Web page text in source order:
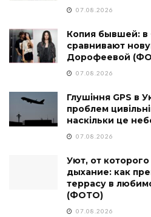
07.08.2026
Копия бывшей: в
сравнивают
Дорофеевой
07.08.2026
Глушіння GPS в
проблем
наскільки це
07.08.2026
Уют, от
дыхание: как
террасу в
(ФОТО)
07.08.2026